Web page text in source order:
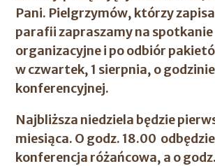
Pani. Pielgrzymów, którzy
parafii zapraszamy na spotkanie
organizacyjne i po odbiór
w czwartek, 1 sierpnia, o
konferencyjnej.
Najbliższa niedziela będzie
miesiąca. O godz. 18.00
konferencja różańcowa, a o